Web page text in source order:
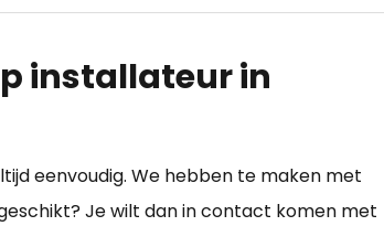
installateur in
eenvoudig. We hebben te maken met
Je wilt dan in contact komen met